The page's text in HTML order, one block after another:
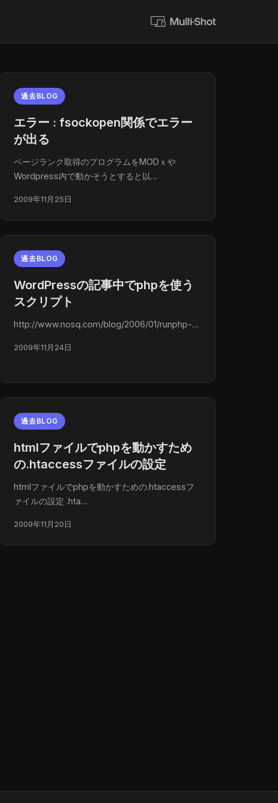
過去BLOG
エラー : fsockopen関係でエラー
が出る
ページランク取得のプログラムをMODｘや
Wordpress内で動かそうとすると以…
2009年11月25日
過去BLOG
WordPressの記事中でphpを使う
スクリプト
http://www.nosq.com/blog/2006/01/runphp-…
2009年11月24日
過去BLOG
htmlファイルでphpを動かすため
の.htaccessファイルの設定
htmlファイルでphpを動かすための.htaccessフ
ァイルの設定 .hta…
2009年11月20日